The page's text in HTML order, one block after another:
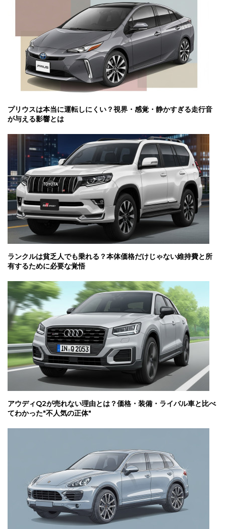
プリウスは本当に運転しにくい？視界・感覚・静かすぎる走行音
が与える影響とは
ランクルは貧乏人でも乗れる？本体価格だけじゃない維持費と所
有するために必要な覚悟
アウディQ2が売れない理由とは？価格・装備・ライバル車と比べ
てわかった"不人気の正体"